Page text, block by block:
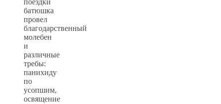
батюшка
провел
благодарственный
молебен
и
различные
требы:
панихиду
по
усопшим,
освящение